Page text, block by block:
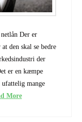
Der er
den skal se bedre
der
er en kæmpe
mange
More